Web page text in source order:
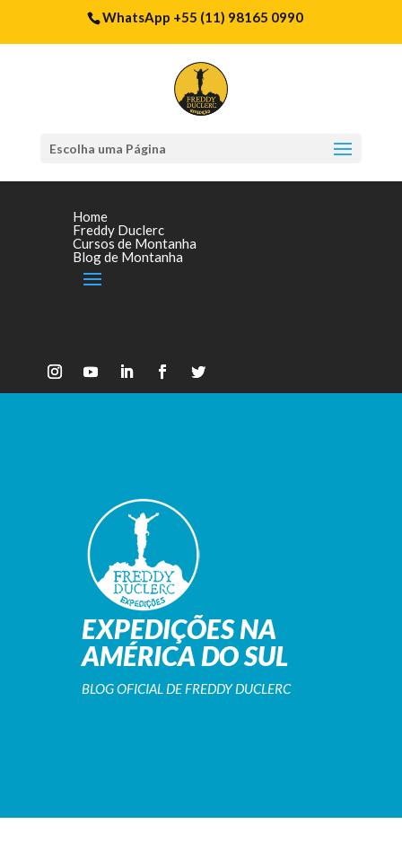
WhatsApp +55 (11) 98165 0990
Escolha uma Página
Home
Freddy Duclerc
Cursos de Montanha
Blog de Montanha
EXPEDIÇÕES NA
AMÉRICA DO SUL
BLOG OFICIAL DE FREDDY DUCLERC